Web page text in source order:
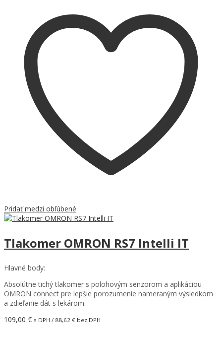
Pridať medzi obľúbené
Tlakomer OMRON RS7 Intelli IT
Hlavné body:
Absolútne tichý tlakomer s polohovým senzorom a aplikáciou
OMRON connect pre lepšie porozumenie nameraným výsledkom
a zdieľanie dát s lekárom.
109,00 € s DPH / 88,62 € bez DPH